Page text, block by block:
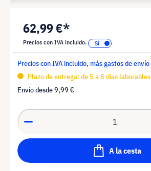
62,99 €*
Precios con IVA incluido.
Precios con IVA incluido, más gastos de envío
Plazo de entrega: de 5 a 8 días laborables
Envío desde9,99 €
A la cesta